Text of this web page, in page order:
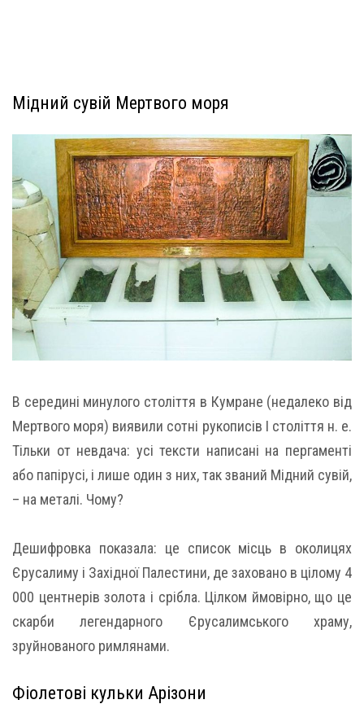
Мідний сувій Мертвого моря
В середині минулого століття в Кумране (недалеко від
Мертвого моря) виявили сотні рукописів I століття н. е.
Тільки от невдача: усі тексти написані на пергаменті
або папірусі, і лише один з них, так званий Мідний сувій,
– на металі. Чому?
Дешифровка показала: це список місць в околицях
Єрусалиму і Західної Палестини, де заховано в цілому 4
000 центнерів золота і срібла. Цілком ймовірно, що це
скарби легендарного Єрусалимського храму,
зруйнованого римлянами.
Фіолетові кульки Арізони